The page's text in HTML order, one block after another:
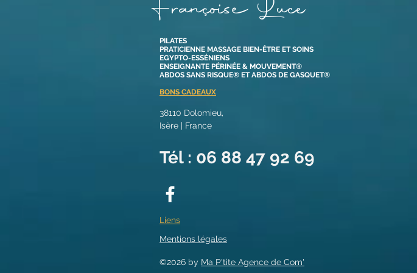
Françoise Luce
PILATES
PRATICIENNE MASSAGE BIEN-ÊTRE ET SOINS
EGYPTO-ESSÉNIENS
ENSEIGNANTE PÉRINÉE & MOUVEMENT®
ABDOS SANS RISQUE® ET ABDOS DE GASQUET®
BONS CADEAUX
38110 Dolomieu,
Isère | France​
Tél : 06 88 47 92 69
Liens
Mentions légales
©2026 by Ma P'tite Agence de Com'